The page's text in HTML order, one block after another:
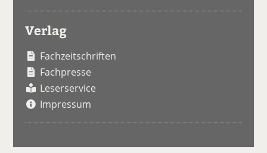
Verlag
Fachzeitschriften
Fachpresse
Leserservice
Impressum